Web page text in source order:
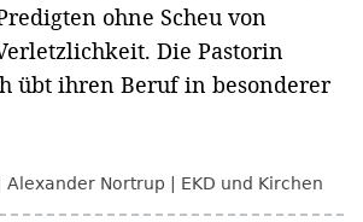
ohne Scheu von
Die Pastorin
übt ihren Beruf in besonderer
Alexander Nortrup EKD und Kirchen